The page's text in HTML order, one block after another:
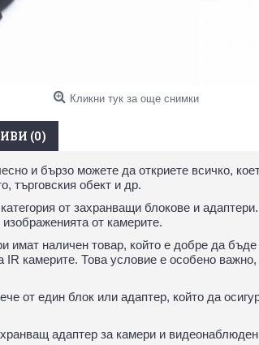
Кликни тук за още снимки
(0)
и бързо можете да откриете всичко,
търговския обект и др.
от захранващи блокове и
от камерите.
имат наличен товар, който е добре да
IR камерите. Това условие е особено
от един блок или адаптер, който да
адаптер за камери и